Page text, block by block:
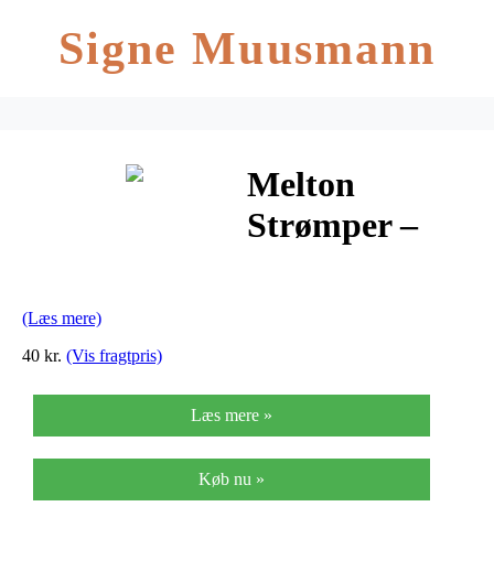
Signe Muusmann
Melton
Strømper –
(Læs mere)
40 kr. (Vis fragtpris)
Læs mere »
Køb nu »